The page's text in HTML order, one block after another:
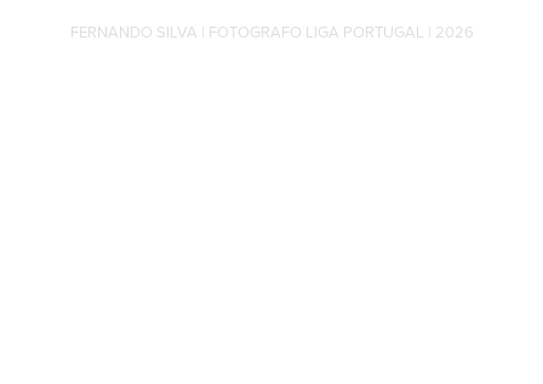
FERNANDO SILVA | FOTOGRAFO LIGA PORTUGAL | 2026